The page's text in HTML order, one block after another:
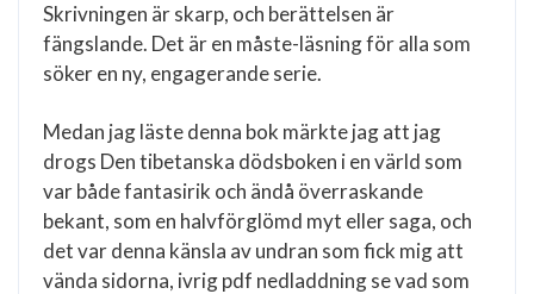
Skrivningen är skarp, och berättelsen är
fängslande. Det är en måste-läsning för alla som
söker en ny, engagerande serie.
Medan jag läste denna bok märkte jag att jag
drogs Den tibetanska dödsboken i en värld som
var både fantasirik och ändå överraskande
bekant, som en halvförglömd myt eller saga, och
det var denna känsla av undran som fick mig att
vända sidorna, ivrig pdf nedladdning se vad som